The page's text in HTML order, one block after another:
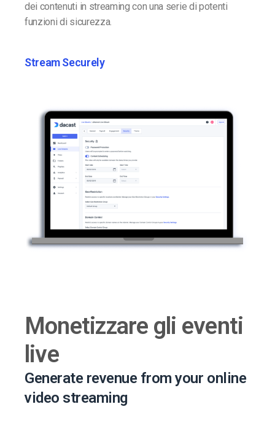
dei contenuti in streaming con una serie di potenti
funzioni di sicurezza.
Stream Securely
Monetizzare gli eventi
live
Generate revenue from your online
video streaming